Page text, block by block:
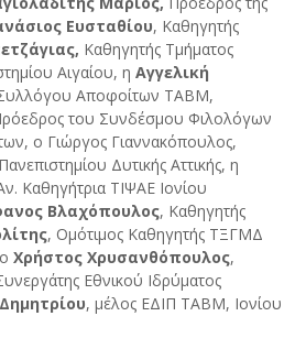
Ευσταθίου, Καθηγητής
Καθηγητής Τμήματος
Αιγαίου, η Αγγελική
Αποφοίτων ΤΑΒΜ,
του Συνδέσμου Φιλολόγων
ο Γιώργος Γιαννακόπουλος,
Δυτικής Αττικής, η
Καθηγήτρια ΤΙΨΑΕ Ιονίου
Βλαχόπουλος, Καθηγητής
, Ομότιμος Καθηγητής ΤΞΓΜΔ
Χρήστος Χρυσανθόπουλος,
Εθνικού Ιδρύματος
, μέλος ΕΔΙΠ ΤΑΒΜ, Ιονίου